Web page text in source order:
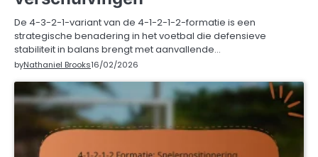
De 4-3-2-1-variant van de 4-1-2-1-2-formatie is een
strategische benadering in het voetbal die defensieve
stabiliteit in balans brengt met aanvallende…
byNathaniel Brooks16/02/2026